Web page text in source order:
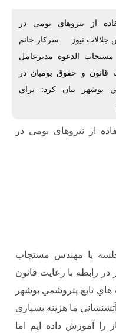
از نیروهای بومی در
جلالات نيوز سركار خانم
الدعوه مديرعامل
قانون و حقوق بوميان در
بوشهر بيان كرد: براي
از نیروهای بومی در
با مهندس مستجاب
رابطه با رعايت قانون
تابع پتروشمي بوشهر
ما هزينه بسياري
را آموزش داده ايم اما